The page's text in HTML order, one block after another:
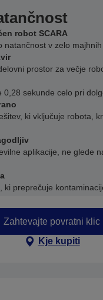
robot SCARA
natančnost v zelo
prostor za večje
0,28 sekunde celo pri
ki vključuje robota,
aplikacije, ne glede
ki preprečuje
Zahtevajte povratni klic
Kje kupiti